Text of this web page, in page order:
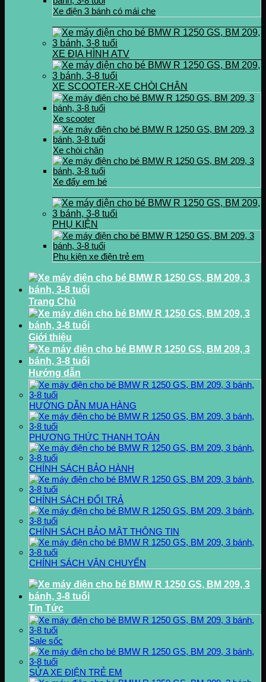
Xe điện 3 bánh có mái che
XE ĐỊA HÌNH ATV
XE SCOOTER-XE CHÒI CHÂN
Xe scooter
Xe chòi chân
Xe đẩy em bé
PHỤ KIỆN
Phụ kiện xe điện trẻ em
Trang Chủ
Giới thiệu
Hướng dẫn
HƯỚNG DẪN MUA HÀNG
PHƯƠNG THỨC THANH TOÁN
CHÍNH SÁCH BẢO HÀNH
CHÍNH SÁCH ĐỔI TRẢ
CHÍNH SÁCH BẢO MẬT THÔNG TIN
CHÍNH SÁCH VẬN CHUYỂN
Tin Tức
Sale sốc
SỬA XE ĐIỆN TRẺ EM